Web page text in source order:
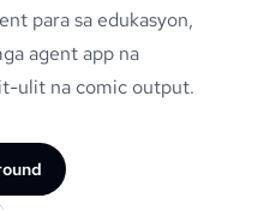
para sa edukasyon,
agent app na
ulit na comic output.